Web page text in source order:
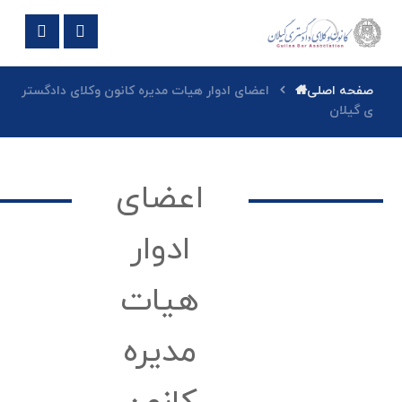
صفحه اصلی
اعضای ادوار هیات مدیره کانون وکلای دادگستر
ی گیلان
اعضای
ادوار
هیات
مدیره